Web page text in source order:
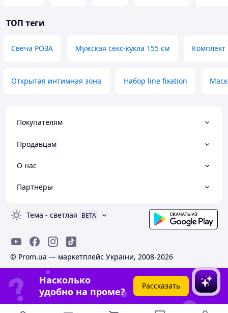
ТОП теги
Свеча РОЗА Мужская секс-кукла 155 см
Открытая интимная зона Набор line fixation
Покупателям
Продавцам
О нас
Партнеры
Тема - светлая BETA
© Prom.ua — маркетплейс України, 2008-2026
Насколько
удобно на проме?
Рассказать